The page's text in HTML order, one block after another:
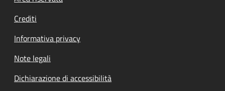
Crediti
Informativa privacy
Note legali
Dichiarazione di accessibilità